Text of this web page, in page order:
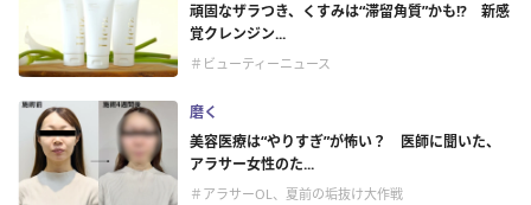
頑固なザラつき、くすみは“滞留角質”かも!? 新感
覚クレンジン...
＃ビューティーニュース
磨く
美容医療は“やりすぎ”が怖い？ 医師に聞いた、
アラサー女性のた...
＃アラサーOL、夏前の垢抜け大作戦